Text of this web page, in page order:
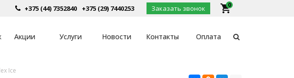
local_grocery_store
0
Заказать звонок
+375 (29) 7440253
+375 (44) 7352840
Акции Услуги Новости Контакты Оплата
Ice